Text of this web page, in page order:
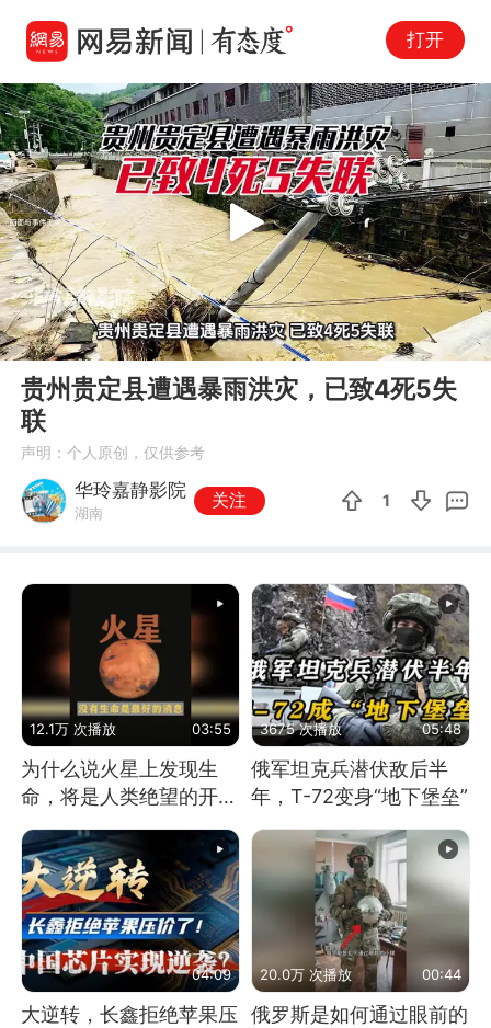
打开
00:00 00:50
Play
贵州贵定县遭遇暴雨洪灾，已致4死5失
联
声明：个人原创，仅供参考
华玲嘉静影院
湖南
关注 1
12.1万 次播放 03:55
为什么说火星上发现生
命，将是人类绝望的开
3675 次播放 05:48
俄军坦克兵潜伏敌后半
年，T-72变身“地下堡垒”
04:09
大逆转，长鑫拒绝苹果压
20.0万 次播放 00:44
俄罗斯是如何通过眼前的